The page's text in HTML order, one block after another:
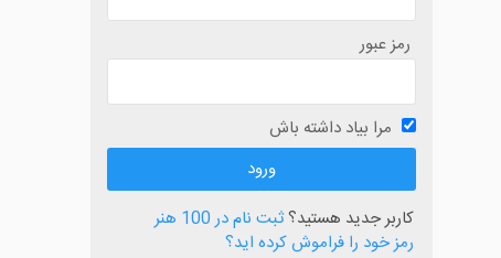
رمز عبور
مرا بیاد داشته باش
کاربر جدید هستید؟ثبت نام در 100 هنر
رمز خود را فراموش کرده اید؟